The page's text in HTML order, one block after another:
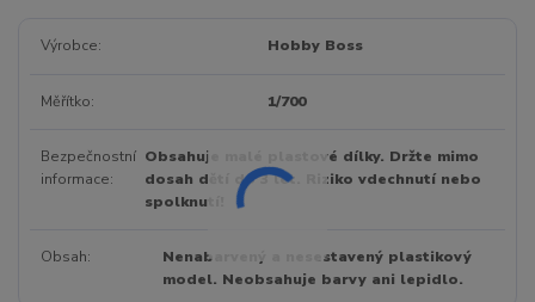
Výrobce Hobby Boss
Měřítko 1/700
Bezpečnostní
informace
Obsahuje malé plastové dílky. Držte mimo
dosah dětí do 3 let. Riziko vdechnutí nebo
spolknutí!
Obsah
Nenabarvený a nesestavený plastikový
model. Neobsahuje barvy ani lepidlo.